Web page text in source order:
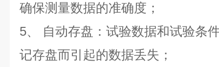
确保测量数据的准确度；
5、 自动存盘：试验数据和试验条
记存盘而引起的数据丢失；